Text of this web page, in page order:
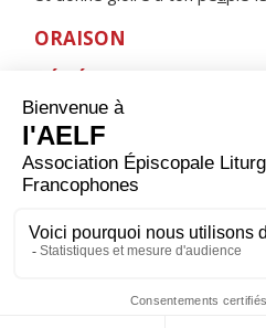
ORAISON
HYMNE : HEUREUSE ES-
Heureuse es-tu, Vierge Marie !
Par toi, le salut est entré dans
Comblée de gloire, tu te
Sainte Mère de Dieu,